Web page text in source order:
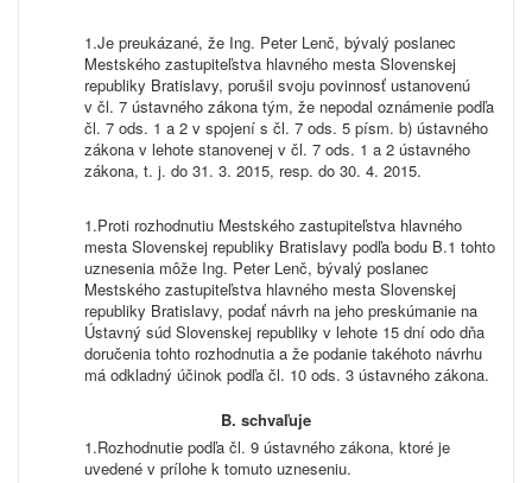
Je preukázané, že Ing. Peter Lenč, bývalý poslanec
Mestského zastupiteľstva hlavného mesta Slovenskej
republiky Bratislavy, porušil svoju povinnosť ustanovenú
v čl. 7 ústavného zákona tým, že nepodal oznámenie podľa
čl. 7 ods. 1 a 2 v spojení s čl. 7 ods. 5 písm. b) ústavného
zákona v lehote stanovenej v čl. 7 ods. 1 a 2 ústavného
zákona, t. j. do 31. 3. 2015, resp. do 30. 4. 2015.
Proti rozhodnutiu Mestského zastupiteľstva hlavného
mesta Slovenskej republiky Bratislavy podľa bodu B.1 tohto
uznesenia môže Ing. Peter Lenč, bývalý poslanec
Mestského zastupiteľstva hlavného mesta Slovenskej
republiky Bratislavy, podať návrh na jeho preskúmanie na
Ústavný súd Slovenskej republiky v lehote 15 dní odo dňa
doručenia tohto rozhodnutia a že podanie takéhoto návrhu
má odkladný účinok podľa čl. 10 ods. 3 ústavného zákona.
B. schvaľuje
Rozhodnutie podľa čl. 9 ústavného zákona, ktoré je
uvedené v prílohe k tomuto uzneseniu.